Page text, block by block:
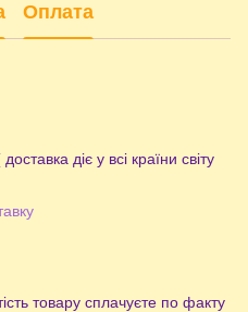
Оплата
діє у всі країни світу
товару сплачуєте по факту